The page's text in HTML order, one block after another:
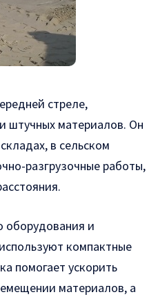
стреле,
штучных материалов. Он
в сельском
разгрузочные работы,
оборудования и
компактные
помогает ускорить
материалов, а